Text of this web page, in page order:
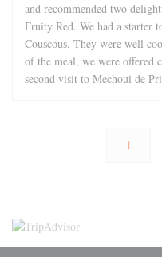
and recommended two
Fruity Red. We had a starter
Couscous. They were well
of the meal, we were offered
second visit to Mechoui de
1